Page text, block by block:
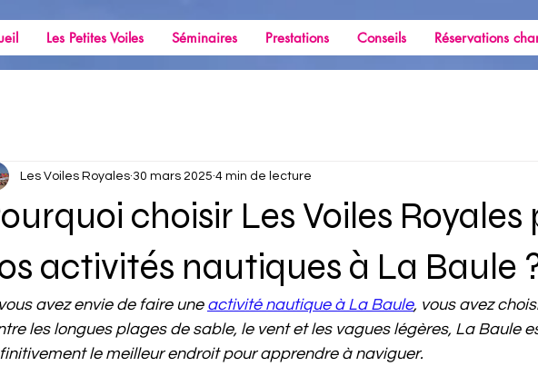
Les Petites Voiles Séminaires Prestations Conseils Réservations
choisir Les Voiles Royales
activités nautiques à La Baule
Les Voiles Royales 30 mars 2025 4 min de lecture
avez envie de faire une activité nautique à La Baule, vous avez
les longues plages de sable, le vent et les vagues légères, La Baule
le meilleur endroit pour apprendre à naviguer.